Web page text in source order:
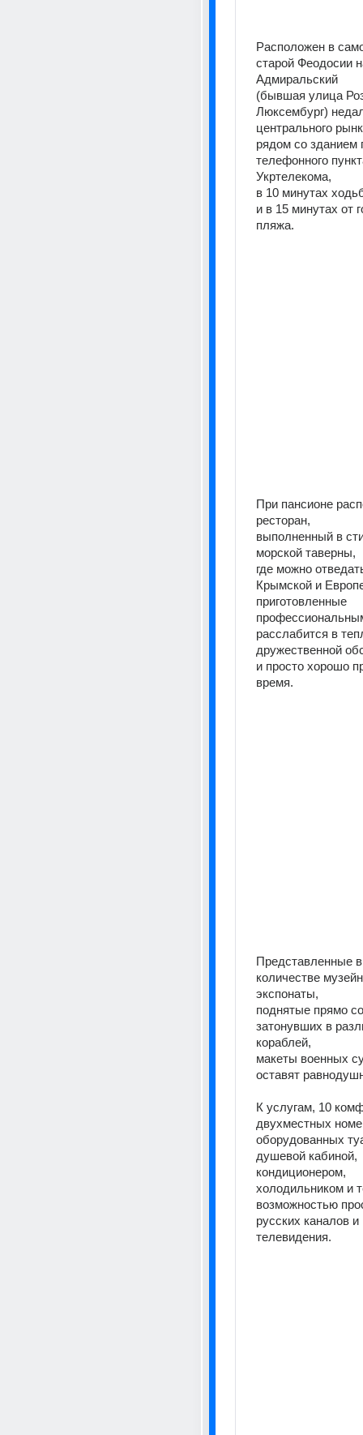
Расположен в
старой Феодосии
Адмиральский
(бывшая улица
Люксембург)
центрального
рядом со зданием
телефонного
Укртелекома,
в 10 минутах
и в 15 минутах от
пляжа.
При пансионе
ресторан,
выполненный в
морской таверны,
где можно
Крымской и
приготовленные
расслабится в
дружественной
и просто хорошо
время.
Представленные
количестве
экспонаты,
поднятые прямо
затонувших в
кораблей,
макеты военных
оставят
К услугам, 10
двухместных
оборудованных
душевой кабиной,
кондиционером,
холодильником и
возможностью
русских каналов и
телевидения.